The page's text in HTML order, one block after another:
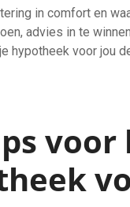
in comfort en
advies in te
hypotheek voor jou